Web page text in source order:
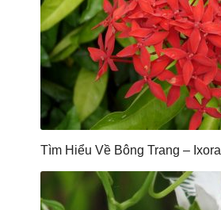
Tìm Hiểu Về Bông Trang – Ixora